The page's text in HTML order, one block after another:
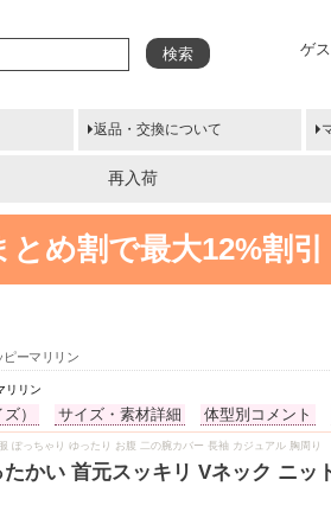
ゲ
検索
返品・交換について
再入荷
め割で最大12%割引
ピーマリリン
リリン
） サイズ・素材詳細 体型別コメント
ぽっちゃり ゆったり お腹 二の腕カバー 長袖 カジュアル 胸周り
かい 首元スッキリ Vネック ニ